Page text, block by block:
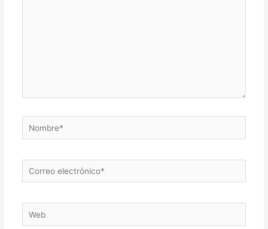
Nombre*
Correo
electrónico*
Web